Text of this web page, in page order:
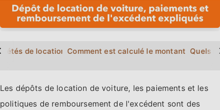
de location de voitures bloquent-elles ma carte?
Comment est calculé le montant duQuels
Les dépôts de location de voiture, les paiements et les
politiques de remboursement de l'excédent sont des